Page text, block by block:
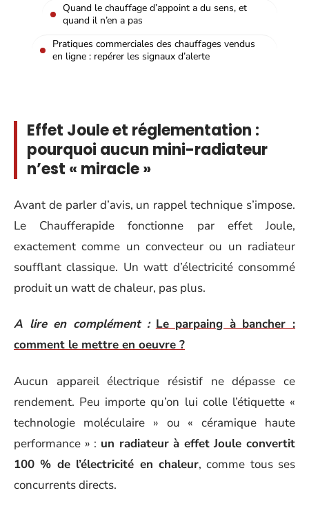
Quand le chauffage d’appoint a du sens, et
quand il n’en a pas
Pratiques commerciales des chauffages vendus
en ligne : repérer les signaux d’alerte
Effet Joule et réglementation :
pourquoi aucun mini-radiateur
n’est « miracle »
Avant de parler d’avis, un rappel technique s’impose.
Le Chaufferapide fonctionne par effet Joule,
exactement comme un convecteur ou un radiateur
soufflant classique. Un watt d’électricité consommé
produit un watt de chaleur, pas plus.
A lire en complément : Le parpaing à bancher :
comment le mettre en oeuvre ?
Aucun appareil électrique résistif ne dépasse ce
rendement. Peu importe qu’on lui colle l’étiquette «
technologie moléculaire » ou « céramique haute
performance » : un radiateur à effet Joule convertit
100 % de l’électricité en chaleur, comme tous ses
concurrents directs.